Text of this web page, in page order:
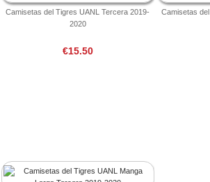
Camisetas del Tigres UANL Tercera 2019-
2020
€15.50
Camisetas